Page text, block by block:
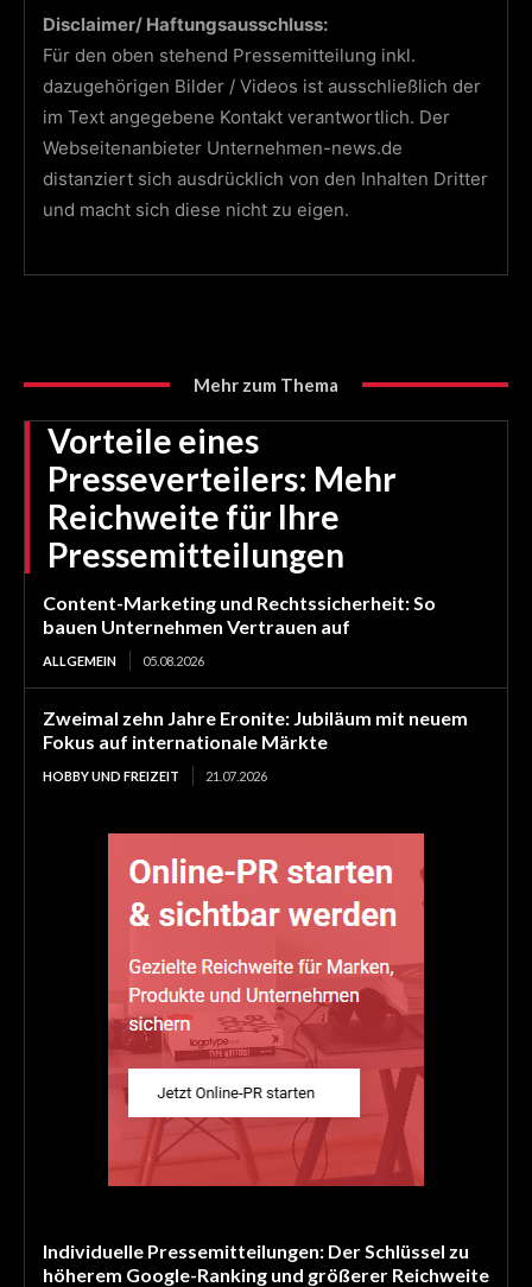
Disclaimer/ Haftungsausschluss:
Für den oben stehend Pressemitteilung inkl.
dazugehörigen Bilder / Videos ist ausschließlich der
im Text angegebene Kontakt verantwortlich. Der
Webseitenanbieter Unternehmen-news.de
distanziert sich ausdrücklich von den Inhalten Dritter
und macht sich diese nicht zu eigen.
Mehr zum Thema
Vorteile eines
Presseverteilers: Mehr
Reichweite für Ihre
Pressemitteilungen
Content-Marketing und Rechtssicherheit: So
bauen Unternehmen Vertrauen auf
ALLGEMEIN 05.08.2026
Zweimal zehn Jahre Eronite: Jubiläum mit neuem
Fokus auf internationale Märkte
HOBBY UND FREIZEIT 21.07.2026
Individuelle Pressemitteilungen: Der Schlüssel zu
höherem Google-Ranking und größerer Reichweite